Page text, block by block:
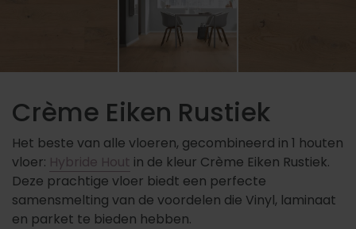
Crème Eiken Rustiek
Het beste van alle vloeren, gecombineerd in 1 houten
vloer: Hybride Hout in de kleur Crème Eiken Rustiek.
Deze prachtige vloer biedt een perfecte
samensmelting van de voordelen die Vinyl, laminaat
en parket te bieden hebben.